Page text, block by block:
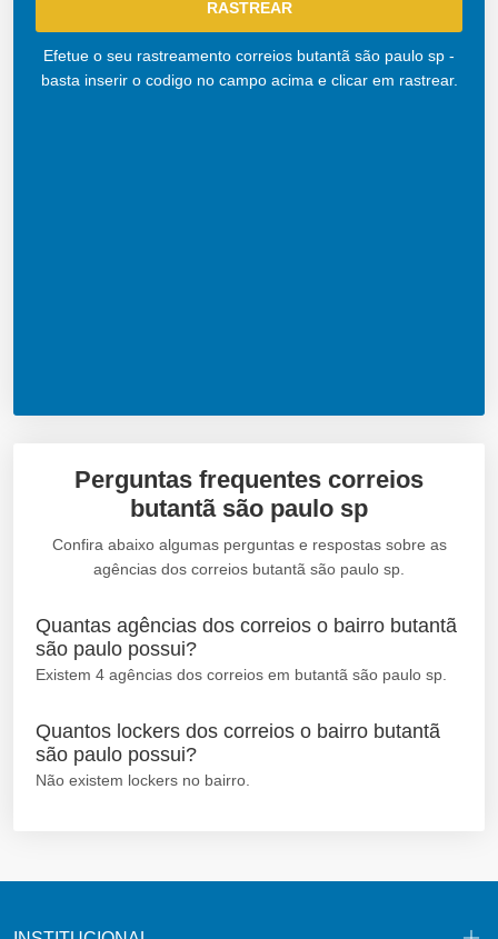
Efetue o seu rastreamento correios butantã são paulo sp -
basta inserir o codigo no campo acima e clicar em rastrear.
Perguntas frequentes correios
butantã são paulo sp
Confira abaixo algumas perguntas e respostas sobre as
agências dos correios butantã são paulo sp.
Quantas agências dos correios o bairro butantã
são paulo possui?
Existem 4 agências dos correios em butantã são paulo sp.
Quantos lockers dos correios o bairro butantã
são paulo possui?
Não existem lockers no bairro.